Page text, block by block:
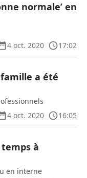
normale’ en
4 oct. 2020
17:02
a été
4 oct. 2020
16:05
à
en interne